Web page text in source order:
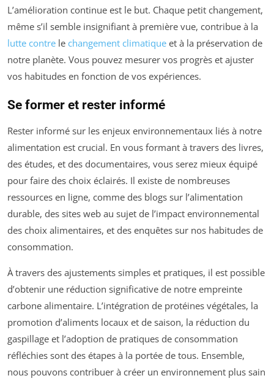
L’amélioration continue est le but. Chaque petit changement,
même s’il semble insignifiant à première vue, contribue à la
lutte contre le changement climatique et à la préservation de
notre planète. Vous pouvez mesurer vos progrès et ajuster
vos habitudes en fonction de vos expériences.
Se former et rester informé
Rester informé sur les enjeux environnementaux liés à notre
alimentation est crucial. En vous formant à travers des livres,
des études, et des documentaires, vous serez mieux équipé
pour faire des choix éclairés. Il existe de nombreuses
ressources en ligne, comme des blogs sur l’alimentation
durable, des sites web au sujet de l’impact environnemental
des choix alimentaires, et des enquêtes sur nos habitudes de
consommation.
À travers des ajustements simples et pratiques, il est possible
d’obtenir une réduction significative de notre empreinte
carbone alimentaire. L’intégration de protéines végétales, la
promotion d’aliments locaux et de saison, la réduction du
gaspillage et l’adoption de pratiques de consommation
réfléchies sont des étapes à la portée de tous. Ensemble,
nous pouvons contribuer à créer un environnement plus sain